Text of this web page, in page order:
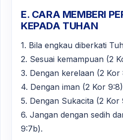
E. CARA MEMBERI
KEPADA TUHAN
1. Bila engkau diberkati
2. Sesuai kemampuan (2
3. Dengan kerelaan (2 Kor
4. Dengan iman (2 Kor 9:8)
5. Dengan Sukacita (2 Kor
6. Jangan dengan sedih
9:7b).